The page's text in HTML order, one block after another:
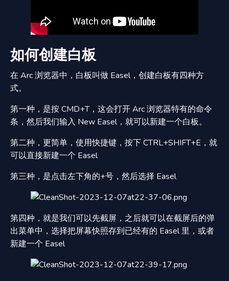
如何创建白板
在 Arc 浏览器中，白板叫做 Easel，创建白板有四种方
式。
第一种，是按 CMD+T，这会打开 Arc 浏览器特有的命令
条，然后我们输入 New Easel，就可以新建一个白板。
第二种，更简单，使用快捷键，按下 CTRL+SHIFT+E，就
可以直接新建一个 Easel
第三种，是点击左下角的+号，然后选择 Easel
第四种，就是我们可以先截屏，之后就可以在截屏后的弹
出菜单中，选择把屏幕快照存到已经有的 Easel 里，或者
新建一个 Easel